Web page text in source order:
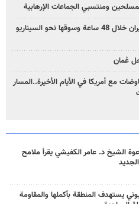
بزشكيان: خططوا لإسقاط إيران خلال 48 ساعة وسوقها نحو السيناريو
عُمان
مع أمريكا في الأيام الأخيرة..المسار
الشيخ د. عامر الكفيشي يقرأ ملامح
يستهدف المنطقة بأكملها والمقاومة